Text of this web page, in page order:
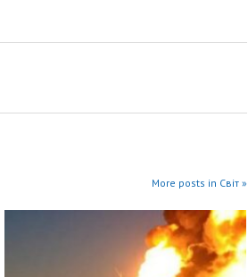
More posts in Світ »